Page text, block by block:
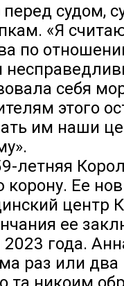
судом,
«Я
по
себя
этого
им наши
летняя
корону. Ее
центр
ее
года.
раз или